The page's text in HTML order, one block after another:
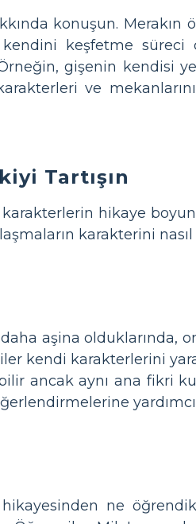
konuşun.
keşfetme süreci
gişenin kendisi
ve
Tartışın
hikaye
karakterini
aşina olduklarında,
kendi karakterlerini
ancak aynı ana fikri
ne